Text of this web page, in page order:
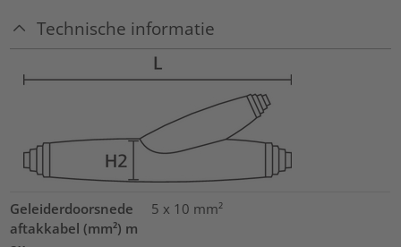
Technische informatie
Geleiderdoorsnede
aftakkabel (mm²) m
5 x 10 mm²